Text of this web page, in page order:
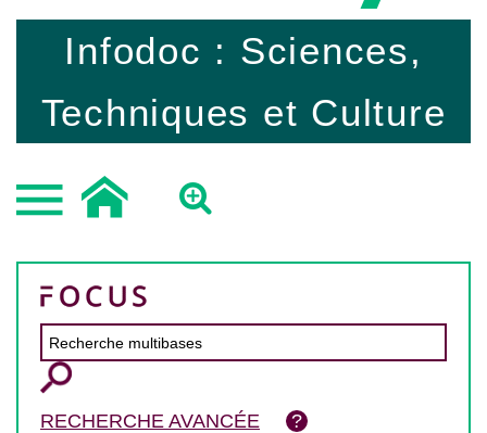
Infodoc : Sciences,
Techniques et Culture
RECHERCHE AVANCÉE